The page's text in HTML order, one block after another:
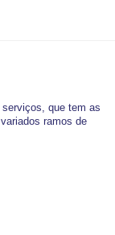
que tem as
ramos de